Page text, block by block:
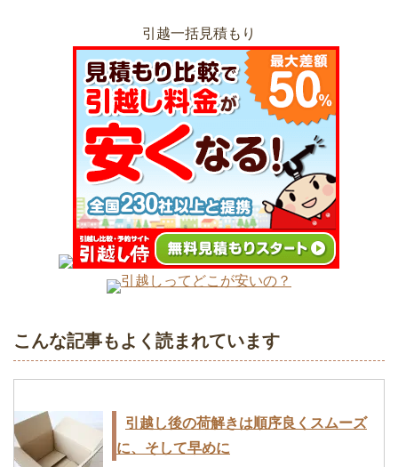
引っ越し業者では短期間なら荷物を預か
ってくれるサービスがある
引越業者を選ぶときに知っておきたい10
のポイント
引っ越し見積もり依頼をするタイミング
引越一括見積もり
引越しってどこが安いの？
こんな記事もよく読まれています
引越し後の荷解きは順序良くスムーズ
に、そして早めに